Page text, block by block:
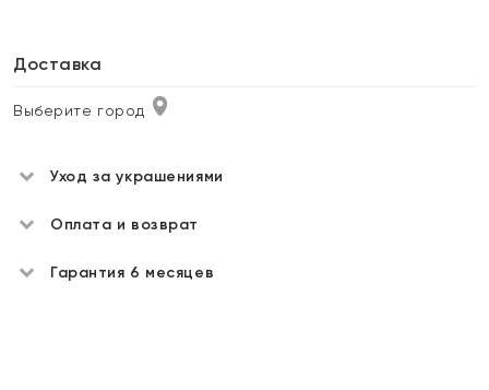
Доставка
Выберите город
Уход за украшениями
Оплата и возврат
Гарантия 6 месяцев